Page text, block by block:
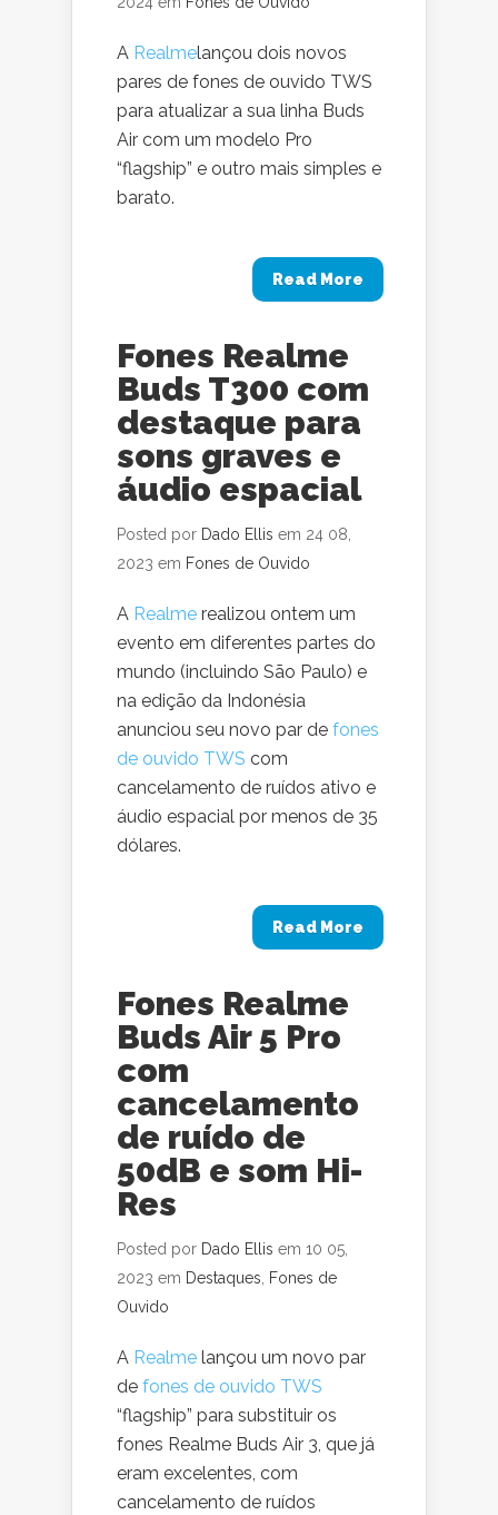
A Realmelançou dois novos
pares de fones de ouvido TWS
para atualizar a sua linha Buds
Air com um modelo Pro
“flagship” e outro mais simples e
barato.
Read More
Fones Realme
Buds T300 com
destaque para
sons graves e
áudio espacial
Posted por Dado Ellis em 24 08,
2023 em Fones de Ouvido
A Realme realizou ontem um
evento em diferentes partes do
mundo (incluindo São Paulo) e
na edição da Indonésia
anunciou seu novo par de fones
de ouvido TWS com
cancelamento de ruídos ativo e
áudio espacial por menos de 35
dólares.
Read More
Fones Realme
Buds Air 5 Pro
com
cancelamento
de ruído de
50dB e som Hi-
Res
Posted por Dado Ellis em 10 05,
2023 em Destaques
Fones de
Ouvido
A Realme lançou um novo par
de fones de ouvido TWS
“flagship” para substituir os
fones Realme Buds Air 3, que já
eram excelentes, com
cancelamento de ruídos